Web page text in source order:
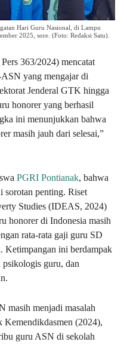
Hari Guru Nasional, di Lampu
2025, sore. (Foto: Redaksi Satu).
363/2024) mencatat
yang mengajar di
Jenderal GTK hingga
honorer yang berhasil
ini menunjukkan bahwa
masih jauh dari selesai,”
PGRI Pontianak, bahwa
sorotan penting. Riset
Studies (IDEAS, 2024)
honorer di Indonesia masih
rata-rata gaji guru SD
Ketimpangan ini berdampak
psikologis guru, dan
masih menjadi masalah
Kemendikdasmen (2024),
guru ASN di sekolah